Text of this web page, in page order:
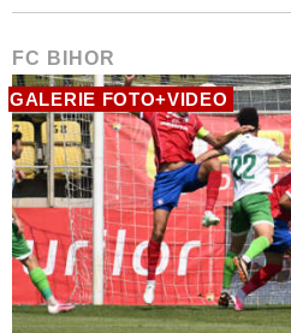
FC BIHOR
GALERIE FOTO+VIDEO